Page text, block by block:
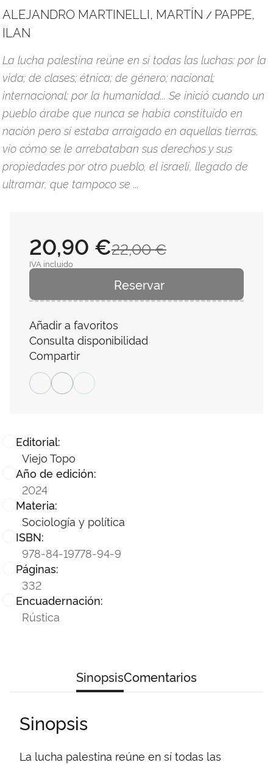
ALEJANDRO MARTINELLI, MARTÍN / PAPPE,
ILAN
La lucha palestina reúne en sí todas las luchas: por la
vida; de clases; étnica; de género; nacional;
internacional; por la humanidad... Se inició cuando un
pueblo árabe que nunca se había constituído en
nación pero sí estaba arraigado en aquellas tierras,
vio cómo se le arrebataban sus derechos y sus
propiedades por otro pueblo, el israelí, llegado de
ultramar, que tampoco se ...
Editorial:
Viejo Topo
Año de edición:
2024
Materia:
Sociología y política
ISBN:
978-84-19778-94-9
Páginas:
332
Encuadernación:
Rústica
22,00 €
20,90 €
IVA incluido
Reservar
Añadir a favoritos
Consulta disponibilidad
Compartir
SinopsisComentarios
Sinopsis
La lucha palestina reúne en sí todas las